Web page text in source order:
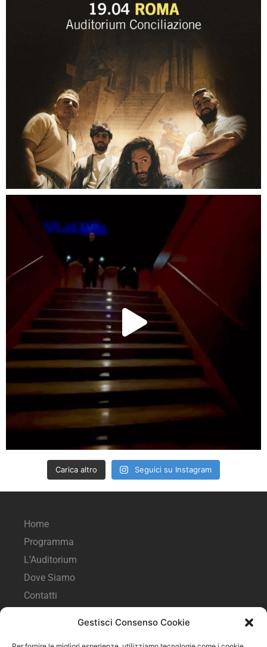
Gestisci Consenso Cookie
Carica altro Seguici su Instagram
Home
Programma
L’Auditorium
Dove Siamo
Contatti
Seguici sui social